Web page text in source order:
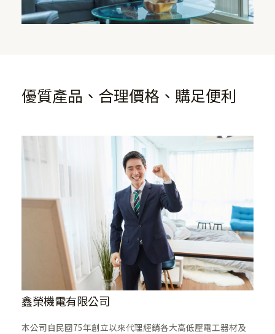
優質產品、合理價格、購足便利
鑫榮機電​有限公司
本公司自民國75年創立以來代理經銷各大高低壓電工器材及